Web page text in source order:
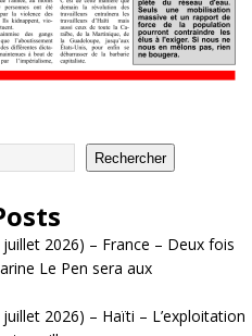
Rechercher
juillet 2026) – France – Deux fois
Le Pen sera aux
2026) – Haïti – L’exploitation